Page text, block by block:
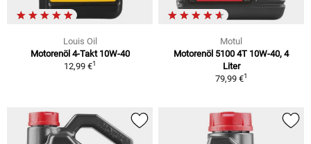
Louis Oil
Motorenöl 4-Takt 10W-40
12,99 €1
Motul
Motorenöl 5100 4T 10W-40, 4
Liter
79,99 €1